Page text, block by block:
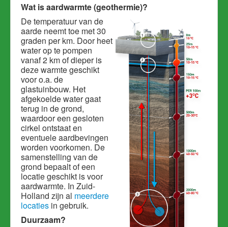
Eerdere artikelen
Wat is aardwarmte (geothermie)?
De temperatuur van de
aarde neemt toe met 30
graden per km. Door heet
water op te pompen
vanaf 2 km of dieper is
deze warmte geschikt
voor o.a. de
glastuinbouw. Het
afgekoelde water gaat
terug in de grond,
waardoor een gesloten
cirkel ontstaat en
eventuele aardbevingen
worden voorkomen. De
samenstelling van de
grond bepaalt of een
locatie geschikt is voor
aardwarmte. In Zuid-
Holland zijn al meerdere
locaties in gebruik.
Duurzaam?